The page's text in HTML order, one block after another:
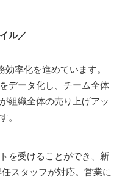
ル／
率化を進めています。
データ化し、チーム全体
組織全体の売り上げアッ
。
を受けることができ、新
スタッフが対応。営業に